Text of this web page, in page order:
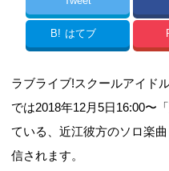
B! はてブ
ラブライブ!スクールアイド
では2018年12月5日16:00〜「
ている、近江彼方のソロ楽
信されます。